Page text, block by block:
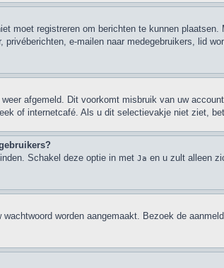
moet registreren om berichten te kunnen
e-mailen naar medegebruikers, lid
afgemeld. Dit voorkomt misbruik van uw
of internetcafé. Als u dit selectievakje niet ziet,
Schakel deze optie in met Ja en u zult alleen
worden aangemaakt. Bezoek de